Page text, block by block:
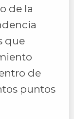
de la
que
de
puntos